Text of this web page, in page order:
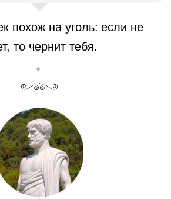
похож на уголь: если не
то чернит тебя.